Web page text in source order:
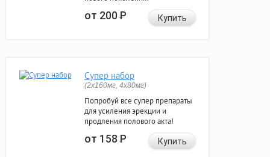
от 200Р Купить
Супер набор
(2х160мг, 4х80мг)
Попробуй все супер препараты
для усиления эрекции и
продления полового акта!
от 158Р Купить